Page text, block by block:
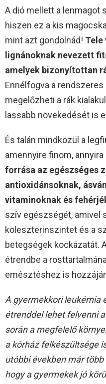
A dió mellett a lenmagot
hiszen ez a kis
mint azt gondolnád! Tele
lignánoknak nevezett
amelyek bizonyítottan
Ennélfogva a
megelőzheti a rák
lassabb növekedését is
És talán mindközül a
amennyire finom,
forrása az egészséges
antioxidánsoknak,
vitaminoknak és
szív egészségét, amivel
koleszterinszintet és a
betegségek kockázatát.
étrendbe a
emésztéshez is
A gyermekkori leukémia
étrenddel lehet felvenni
során a megfelelő
a kórház felkészültsége
utóbbi években már
hogy a gyermekek jó